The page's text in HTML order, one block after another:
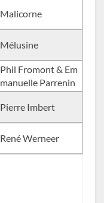
Malicorne
Mélusine
Phil Fromont & Em
manuelle Parrenin
Pierre Imbert
René Werneer